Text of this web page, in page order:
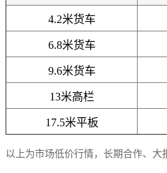
4.2米货车
6.8米货车
9.6米货车
13米高栏
17.5米平板
以上为市场低价行情，长期合作、大